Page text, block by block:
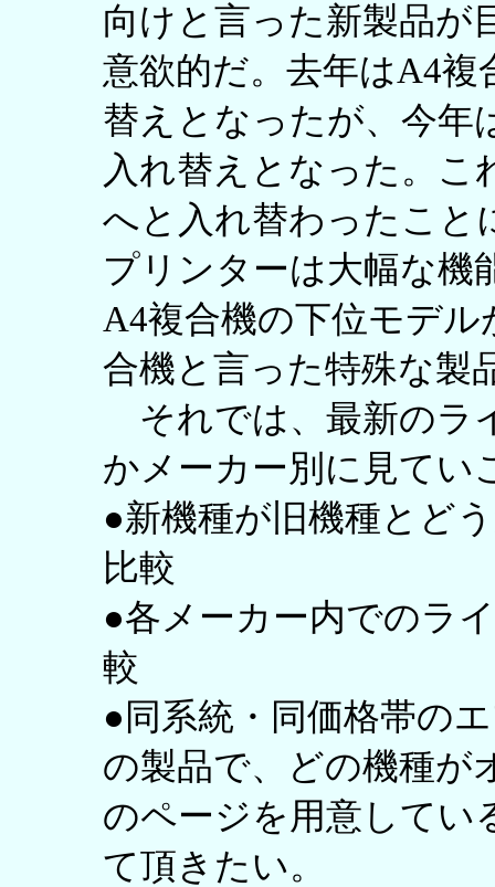
向けと言った新製品が
意欲的だ。去年はA4
替えとなったが、今年
入れ替えとなった。こ
へと入れ替わったこと
プリンターは大幅な機
A4複合機の下位モデ
合機と言った特殊な製
それでは、最新のラ
かメーカー別に見てい
●新機種が旧機種とど
比較
●各メーカー内でのラ
較
●同系統・同価格帯の
の製品で、どの機種が
のページを用意してい
て頂きたい。